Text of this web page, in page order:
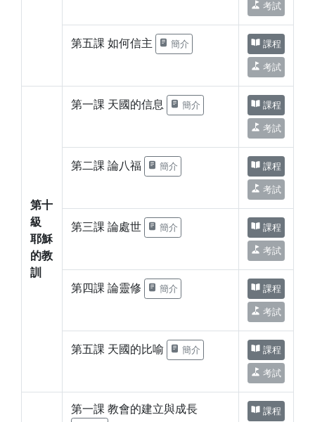
考試
第五課 如何信主 簡介 課程
考試
第十
級
耶穌
的教
訓
第一課 天國的信息 簡介 課程
考試
第二課 論八福 簡介 課程
考試
第三課 論處世 簡介 課程
考試
第四課 論靈修 簡介 課程
考試
第五課 天國的比喻 簡介 課程
考試
第一課 教會的建立與成長 課程